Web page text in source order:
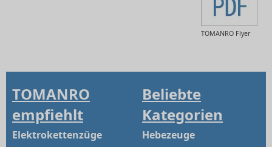
TOMANRO Flyer
TOMANRO
empfiehlt
Elektrokettenzüge
Beliebte
Kategorien
Hebezeuge